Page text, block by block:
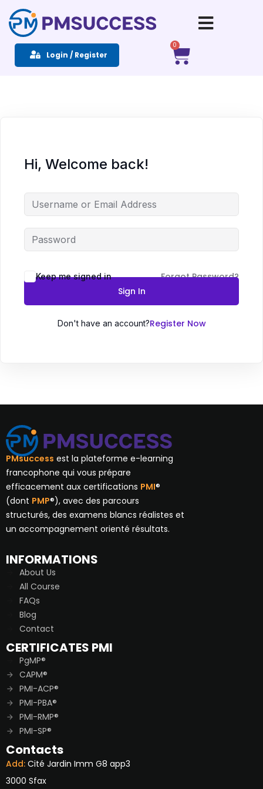
Login / Register
0
Hi, Welcome back!
Keep me signed in
Forgot Password?
Sign In
Don't have an account?Register Now
PMsuccess est la plateforme e-learning
francophone qui vous prépare
efficacement aux certifications PMI®
(dont PMP®), avec des parcours
structurés, des examens blancs réalistes et
un accompagnement orienté résultats.
INFORMATIONS
About Us
All Course
FAQs
Blog
Contact
CERTIFICATES PMI
PgMP®
CAPM®
PMI-ACP®
PMI-PBA®
PMI-RMP®
PMI-SP®
Contacts
Add: Cité Jardin Imm G8 app3
3000 Sfax
Sign in Sign up
Sign in
Remember me Lost your password?